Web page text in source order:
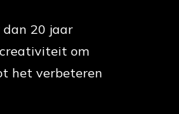
20 jaar
creativiteit om
het verbeteren